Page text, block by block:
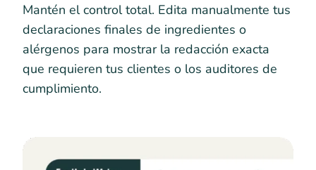
Mantén el control total. Edita manualmente tus
declaraciones finales de ingredientes o
alérgenos para mostrar la redacción exacta
que requieren tus clientes o los auditores de
cumplimiento.